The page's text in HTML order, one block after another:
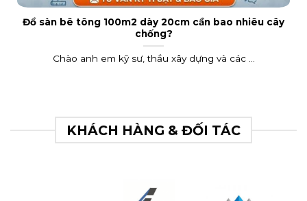
Đổ sàn bê tông 100m2 dày 20cm cần bao nhiêu cây
chống?
Chào anh em kỹ sư, thầu xây dựng và các ...
KHÁCH HÀNG & ĐỐI TÁC